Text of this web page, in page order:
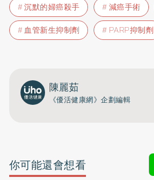
沉默的婦癌殺手
減癌手術
血管新生抑制劑
PARP抑制劑
陳麗茹
《優活健康網》企劃編輯
你可能還會想看